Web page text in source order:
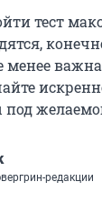
тест
важна
под
редакции